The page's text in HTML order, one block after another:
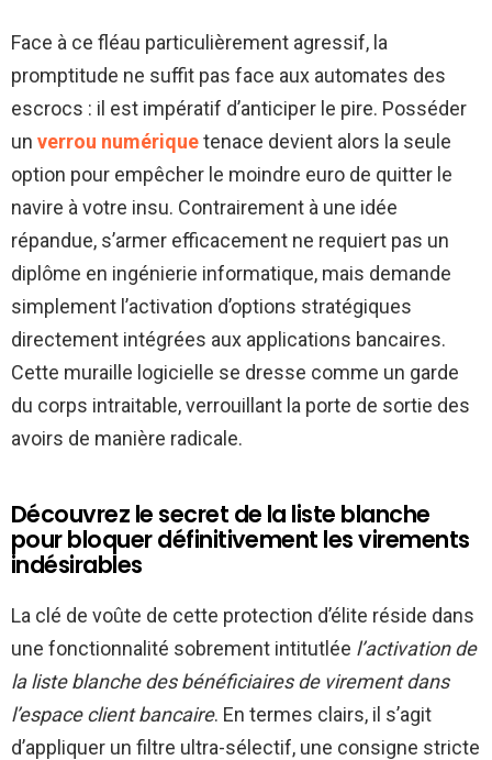
Face à ce fléau particulièrement agressif, la
promptitude ne suffit pas face aux automates des
escrocs : il est impératif d’anticiper le pire. Posséder
un verrou numériquetenace devient alors la seule
option pour empêcher le moindre euro de quitter le
navire à votre insu. Contrairement à une idée
répandue, s’armer efficacement ne requiert pas un
diplôme en ingénierie informatique, mais demande
simplement l’activation d’options stratégiques
directement intégrées aux applications bancaires.
Cette muraille logicielle se dresse comme un garde
du corps intraitable, verrouillant la porte de sortie des
avoirs de manière radicale.
Découvrez le secret de la liste blanche
pour bloquer définitivement les virements
indésirables
La clé de voûte de cette protection d’élite réside dans
une fonctionnalité sobrement intitutlée l’activation de
la liste blanche des bénéficiaires de virement dans
l’espace client bancaire. En termes clairs, il s’agit
d’appliquer un filtre ultra-sélectif, une consigne stricte